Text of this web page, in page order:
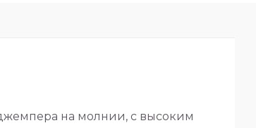
джемпера на молнии, с высоким